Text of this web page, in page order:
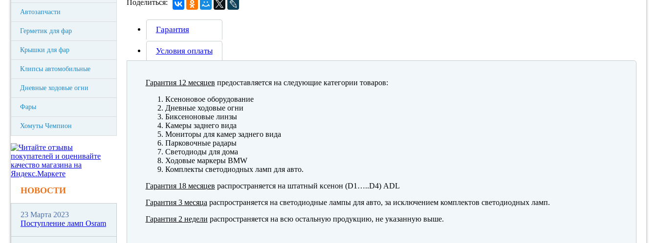
Автозапчасти
Герметик для фар
Крышки для фар
Клипсы автомобильные
Дневные ходовые огни
Фары
Хомуты Чемпион
Поделиться:
Гарантия
Условия оплаты
Гарантия 12 месяцев предоставляется на следующие категории товаров:
Ксеноновое оборудование
Дневные ходовые огни
Биксеноновые линзы
Камеры заднего вида
Мониторы для камер заднего вида
Парковочные радары
Светодиоды для дома
Ходовые маркеры BMW
Комплекты светодиодных ламп для авто.
Гарантия 18 месяцев распространяется на штатный ксенон (D1…..D4) ADL
Гарантия 3 месяца распространяется на светодиодные лампы для авто, за исключением комплектов светодиодных ламп.
Гарантия 2 недели распространяется на всю остальную продукцию, не указанную выше.
НОВОСТИ
23 Марта 2023
Поступление ламп Osram